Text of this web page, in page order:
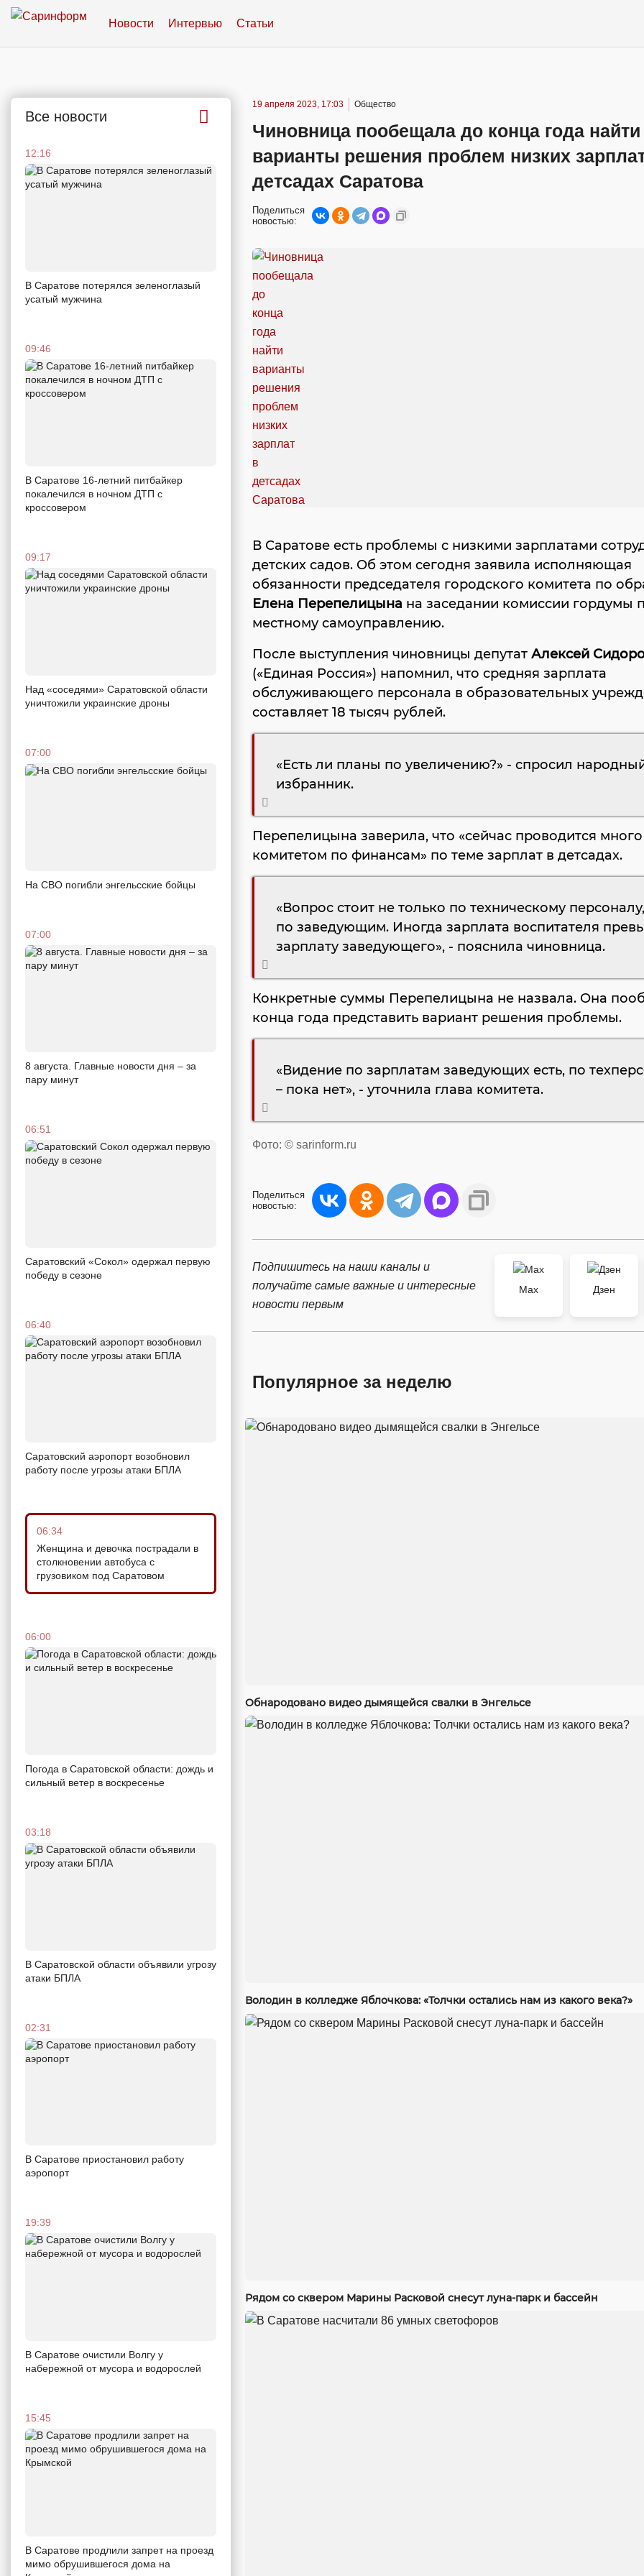
Новости Интервью Статьи
Все новости
12:16
В Саратове потерялся зеленоглазый
усатый мужчина
09:46
В Саратове 16-летний питбайкер
покалечился в ночном ДТП с
кроссовером
09:17
Над «соседями» Саратовской области
уничтожили украинские дроны
07:00
На СВО погибли энгельсские бойцы
07:00
8 августа. Главные новости дня – за
пару минут
06:51
Саратовский «Сокол» одержал первую
победу в сезоне
06:40
Саратовский аэропорт возобновил
работу после угрозы атаки БПЛА
06:34
Женщина и девочка пострадали в
столкновении автобуса с
грузовиком под Саратовом
06:00
Погода в Саратовской области: дождь и
сильный ветер в воскресенье
03:18
В Саратовской области объявили угрозу
атаки БПЛА
02:31
В Саратове приостановил работу
аэропорт
19:39
В Саратове очистили Волгу у
набережной от мусора и водорослей
15:45
В Саратове продлили запрет на проезд
мимо обрушившегося дома на
19 апреля 2023, 17:03 Общество
Чиновница пообещала до конца года найти
варианты решения проблем низких
детсадах Саратова
Поделиться
новостью:
В Саратове есть проблемы с низкими зарплатами
детских садов. Об этом сегодня заявила исполняющая
обязанности председателя городского комитета по
Елена Перепелицына на заседании комиссии гордумы
местному самоуправлению.
После выступления чиновницы депутат Алексей
(«Единая Россия») напомнил, что средняя зарплата
обслуживающего персонала в образовательных
составляет 18 тысяч рублей.
«Есть ли планы по увеличению?» - спросил
избранник.
Перепелицына заверила, что «сейчас проводится много
комитетом по финансам» по теме зарплат в детсадах.
«Вопрос стоит не только по техническому
по заведующим. Иногда зарплата воспитателя
зарплату заведующего», - пояснила чиновница.
Конкретные суммы Перепелицына не назвала. Она
конца года представить вариант решения проблемы.
«Видение по зарплатам заведующих есть, по
– пока нет», - уточнила глава комитета.
Фото: © sarinform.ru
Поделиться
новостью:
Подпишитесь на наши каналы и
получайте самые важные и интересные
новости первым
Max
Дзен
Популярное за неделю
Обнародовано видео дымящейся свалки в Энгельсе
Володин в колледже Яблочкова: «Толчки остались нам из какого века?»
Рядом со сквером Марины Расковой снесут луна-парк и бассейн